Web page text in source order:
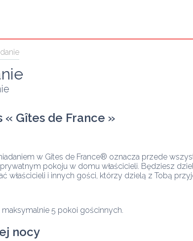
« Gîtes de France »
w Gîtes de France® oznacza przede
pokoju w domu właścicieli. Będziesz
właścicieli i innych gości, którzy dzielą z Tobą
nocy